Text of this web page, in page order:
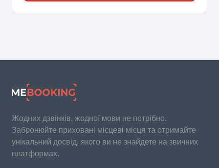
Жодних дзвінків, жодної мови не потрібно.
Забронюйте приховані місцеві місця та отримайте
унікальний досвід, якого ви не знайдете на звичних
платформах.